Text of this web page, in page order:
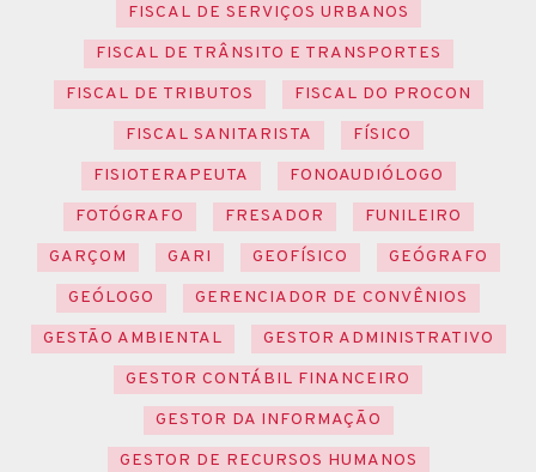
FISCAL DE SERVIÇOS URBANOS
FISCAL DE TRÂNSITO E TRANSPORTES
FISCAL DE TRIBUTOS
FISCAL DO PROCON
FISCAL SANITARISTA
FÍSICO
FISIOTERAPEUTA
FONOAUDIÓLOGO
FOTÓGRAFO
FRESADOR
FUNILEIRO
GARÇOM
GARI GEOFÍSICO
GEÓGRAFO
GEÓLOGO
GERENCIADOR DE CONVÊNIOS
GESTÃO AMBIENTAL
GESTOR ADMINISTRATIVO
GESTOR CONTÁBIL FINANCEIRO
GESTOR DA INFORMAÇÃO
GESTOR DE RECURSOS HUMANOS